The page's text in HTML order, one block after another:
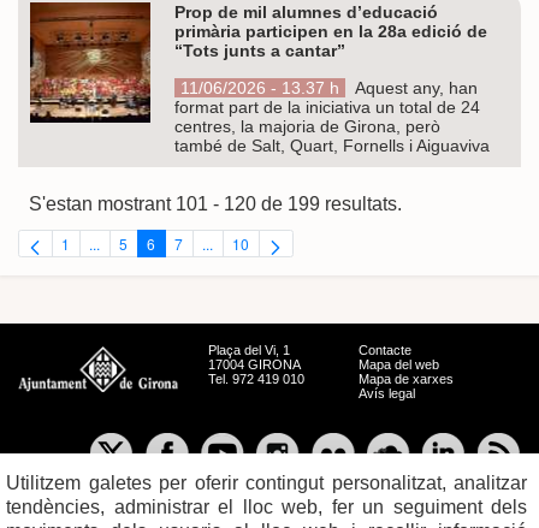
Prop de mil alumnes d’educació
primària participen en la 28a edició de
“Tots junts a cantar”
11/06/2026 - 13.37 h
Aquest any, han
format part de la iniciativa un total de 24
centres, la majoria de Girona, però
també de Salt, Quart, Fornells i Aiguaviva
S'estan mostrant 101 - 120 de 199 resultats.
Pàgina
1 ...Pàgines intermèdies Utilitzeu TAB per navegar.
Pàgina
5 Pàgina
6 Pàgina
7 ...Pàgines intermèdies Utilitzeu TAB per navegar.
Pàgina
10
Plaça del Vi, 1
17004 GIRONA
Tel. 972 419 010
Contacte
Mapa del web
Mapa de xarxes
Avís legal
Utilitzem galetes per oferir contingut personalitzat, analitzar
tendències, administrar el lloc web, fer un seguiment dels